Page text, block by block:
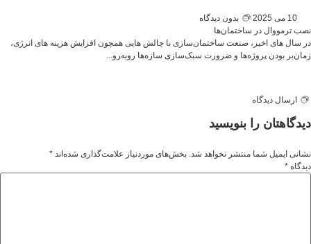
10 می 2025
بدون دیدگاه
نصب ترمووال در ساختمان‌ها
در سال ‌های اخیر، صنعت ساختمان‌سازی با چالش‌ هایی همچون افزایش هزینه‌ های انرژی،
زمان‌بر بودن پروژه‌ها و ضرورت سبک‌سازی سازه‌ها روبه‌رو...
ارسال دیدگاه
دیدگاهتان را بنویسید
نشانی ایمیل شما منتشر نخواهد شد. بخش‌های موردنیاز علامت‌گذاری شده‌اند *
دیدگاه *